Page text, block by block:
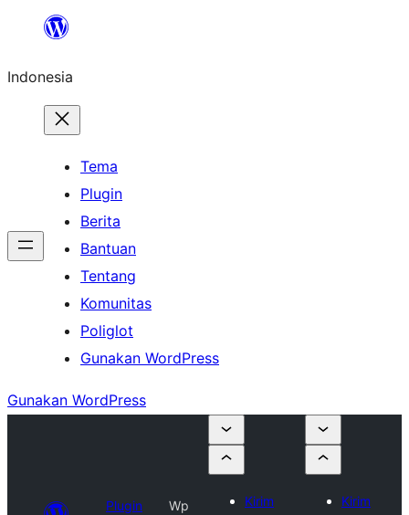
Lewati
konten
Indonesia
Tema
Plugin
Berita
Bantuan
Tentang
Komunitas
Poliglot
Gunakan WordPress
Gunakan WordPress
Plugin
Wp
Kirim
Kirim